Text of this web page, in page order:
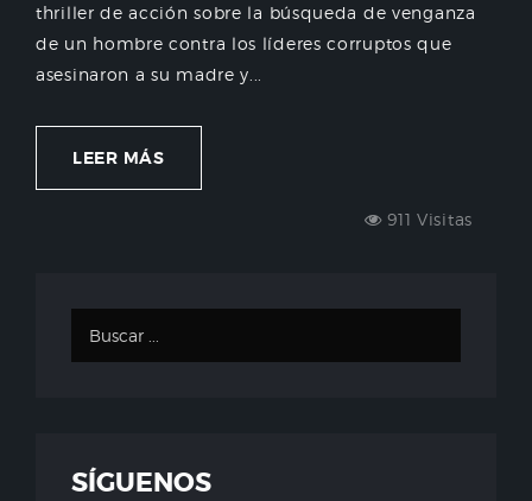
thriller de acción sobre la búsqueda de venganza
de un hombre contra los líderes corruptos que
asesinaron a su madre y...
LEER MÁS
911 Visitas
SÍGUENOS